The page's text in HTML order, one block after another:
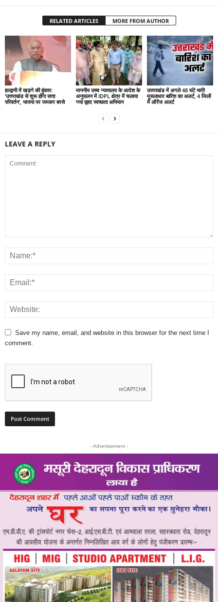
RELATED ARTICLES MORE FROM AUTHOR
हल्द्वानी में खड़गे की हुंकार:
‘उत्तराखंड से शुरू होगा सत्ता
परिवर्तन’, भाजपा पर जमकर बरसे
माननीय उच्च न्यायालय के आदेश के
अनुपालन में IDPL क्षेत्र में चलाया
गया वृहद स्वच्छता अभियान
उत्तराखंड में अगले 48 घंटे भारी!
मूसलाधार बारिश का अलर्ट, 4 जिलों
में ऑरेंज अलर्ट
LEAVE A REPLY
Save my name, email, and website in this browser for the next time I
comment.
- Advertisement -